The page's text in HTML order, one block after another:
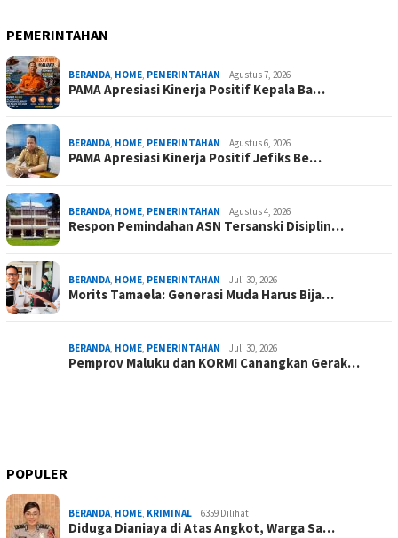
PEMERINTAHAN
BERANDA, HOME, PEMERINTAHAN Agustus 7, 2026
PAMA Apresiasi Kinerja Positif Kepala Ba…
BERANDA, HOME, PEMERINTAHAN Agustus 6, 2026
PAMA Apresiasi Kinerja Positif Jefiks Be…
BERANDA, HOME, PEMERINTAHAN Agustus 4, 2026
Respon Pemindahan ASN Tersanski Disiplin…
BERANDA, HOME, PEMERINTAHAN Juli 30, 2026
Morits Tamaela: Generasi Muda Harus Bija…
BERANDA, HOME, PEMERINTAHAN Juli 30, 2026
Pemprov Maluku dan KORMI Canangkan Gerak…
POPULER
BERANDA, HOME, KRIMINAL 6359 Dilihat
Diduga Dianiaya di Atas Angkot, Warga Sa…